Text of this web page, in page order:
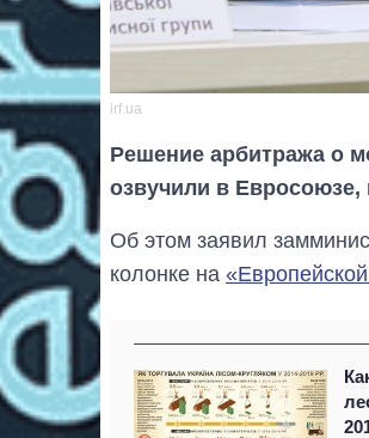
irf.ua
Решение арбитража о
озвучили в Евросоюзе,
Об этом заявил
колонке на